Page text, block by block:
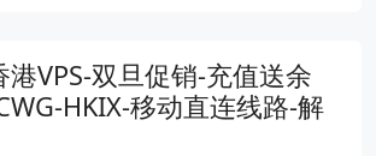
VPS-双旦促销-充值送余
HKIX-移动直连线路-解